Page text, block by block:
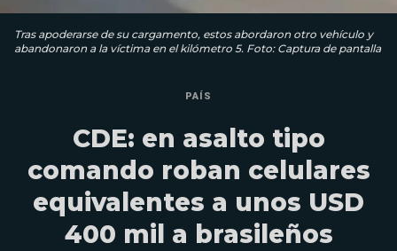
Tras apoderarse de su cargamento, estos abordaron otro vehículo y
abandonaron a la víctima en el kilómetro 5. Foto: Captura de pantalla
PAÍS
CDE: en asalto tipo
comando roban celulares
equivalentes a unos USD
400 mil a brasileños